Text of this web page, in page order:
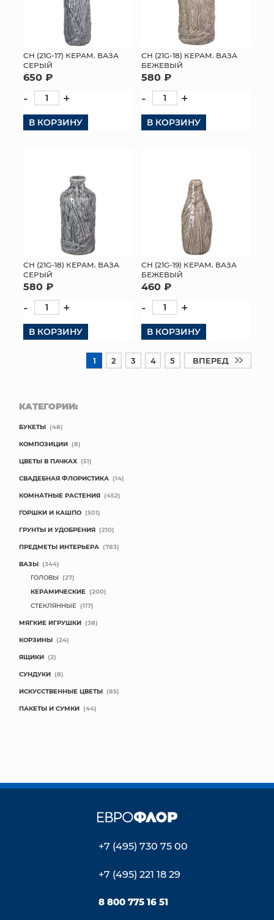
СН (21G-17) КЕРАМ. ВАЗА
СЕРЫЙ
650 ₽
- +
В КОРЗИНУ
СН (21G-18) КЕРАМ. ВАЗА
БЕЖЕВЫЙ
580 ₽
- +
В КОРЗИНУ
СН (21G-18) КЕРАМ. ВАЗА
СЕРЫЙ
580 ₽
- +
В КОРЗИНУ
СН (21G-19) КЕРАМ. ВАЗА
БЕЖЕВЫЙ
460 ₽
- +
В КОРЗИНУ
1 2 3 4 5 ВПЕРЕД
КАТЕГОРИИ:
БУКЕТЫ (48)
КОМПОЗИЦИИ (8)
ЦВЕТЫ В ПАЧКАХ (51)
СВАДЕБНАЯ ФЛОРИСТИКА (14)
КОМНАТНЫЕ РАСТЕНИЯ (452)
ГОРШКИ И КАШПО (501)
ГРУНТЫ И УДОБРЕНИЯ (210)
ПРЕДМЕТЫ ИНТЕРЬЕРА (783)
ВАЗЫ (344)
ГОЛОВЫ (27)
КЕРАМИЧЕСКИЕ (200)
СТЕКЛЯННЫЕ (117)
МЯГКИЕ ИГРУШКИ (38)
КОРЗИНЫ (24)
ЯЩИКИ (2)
СУНДУКИ (8)
ИСКУССТВЕННЫЕ ЦВЕТЫ (85)
ПАКЕТЫ И СУМКИ (44)
+7 (495) 730 75 00
+7 (495) 221 18 29
8 800 775 16 51